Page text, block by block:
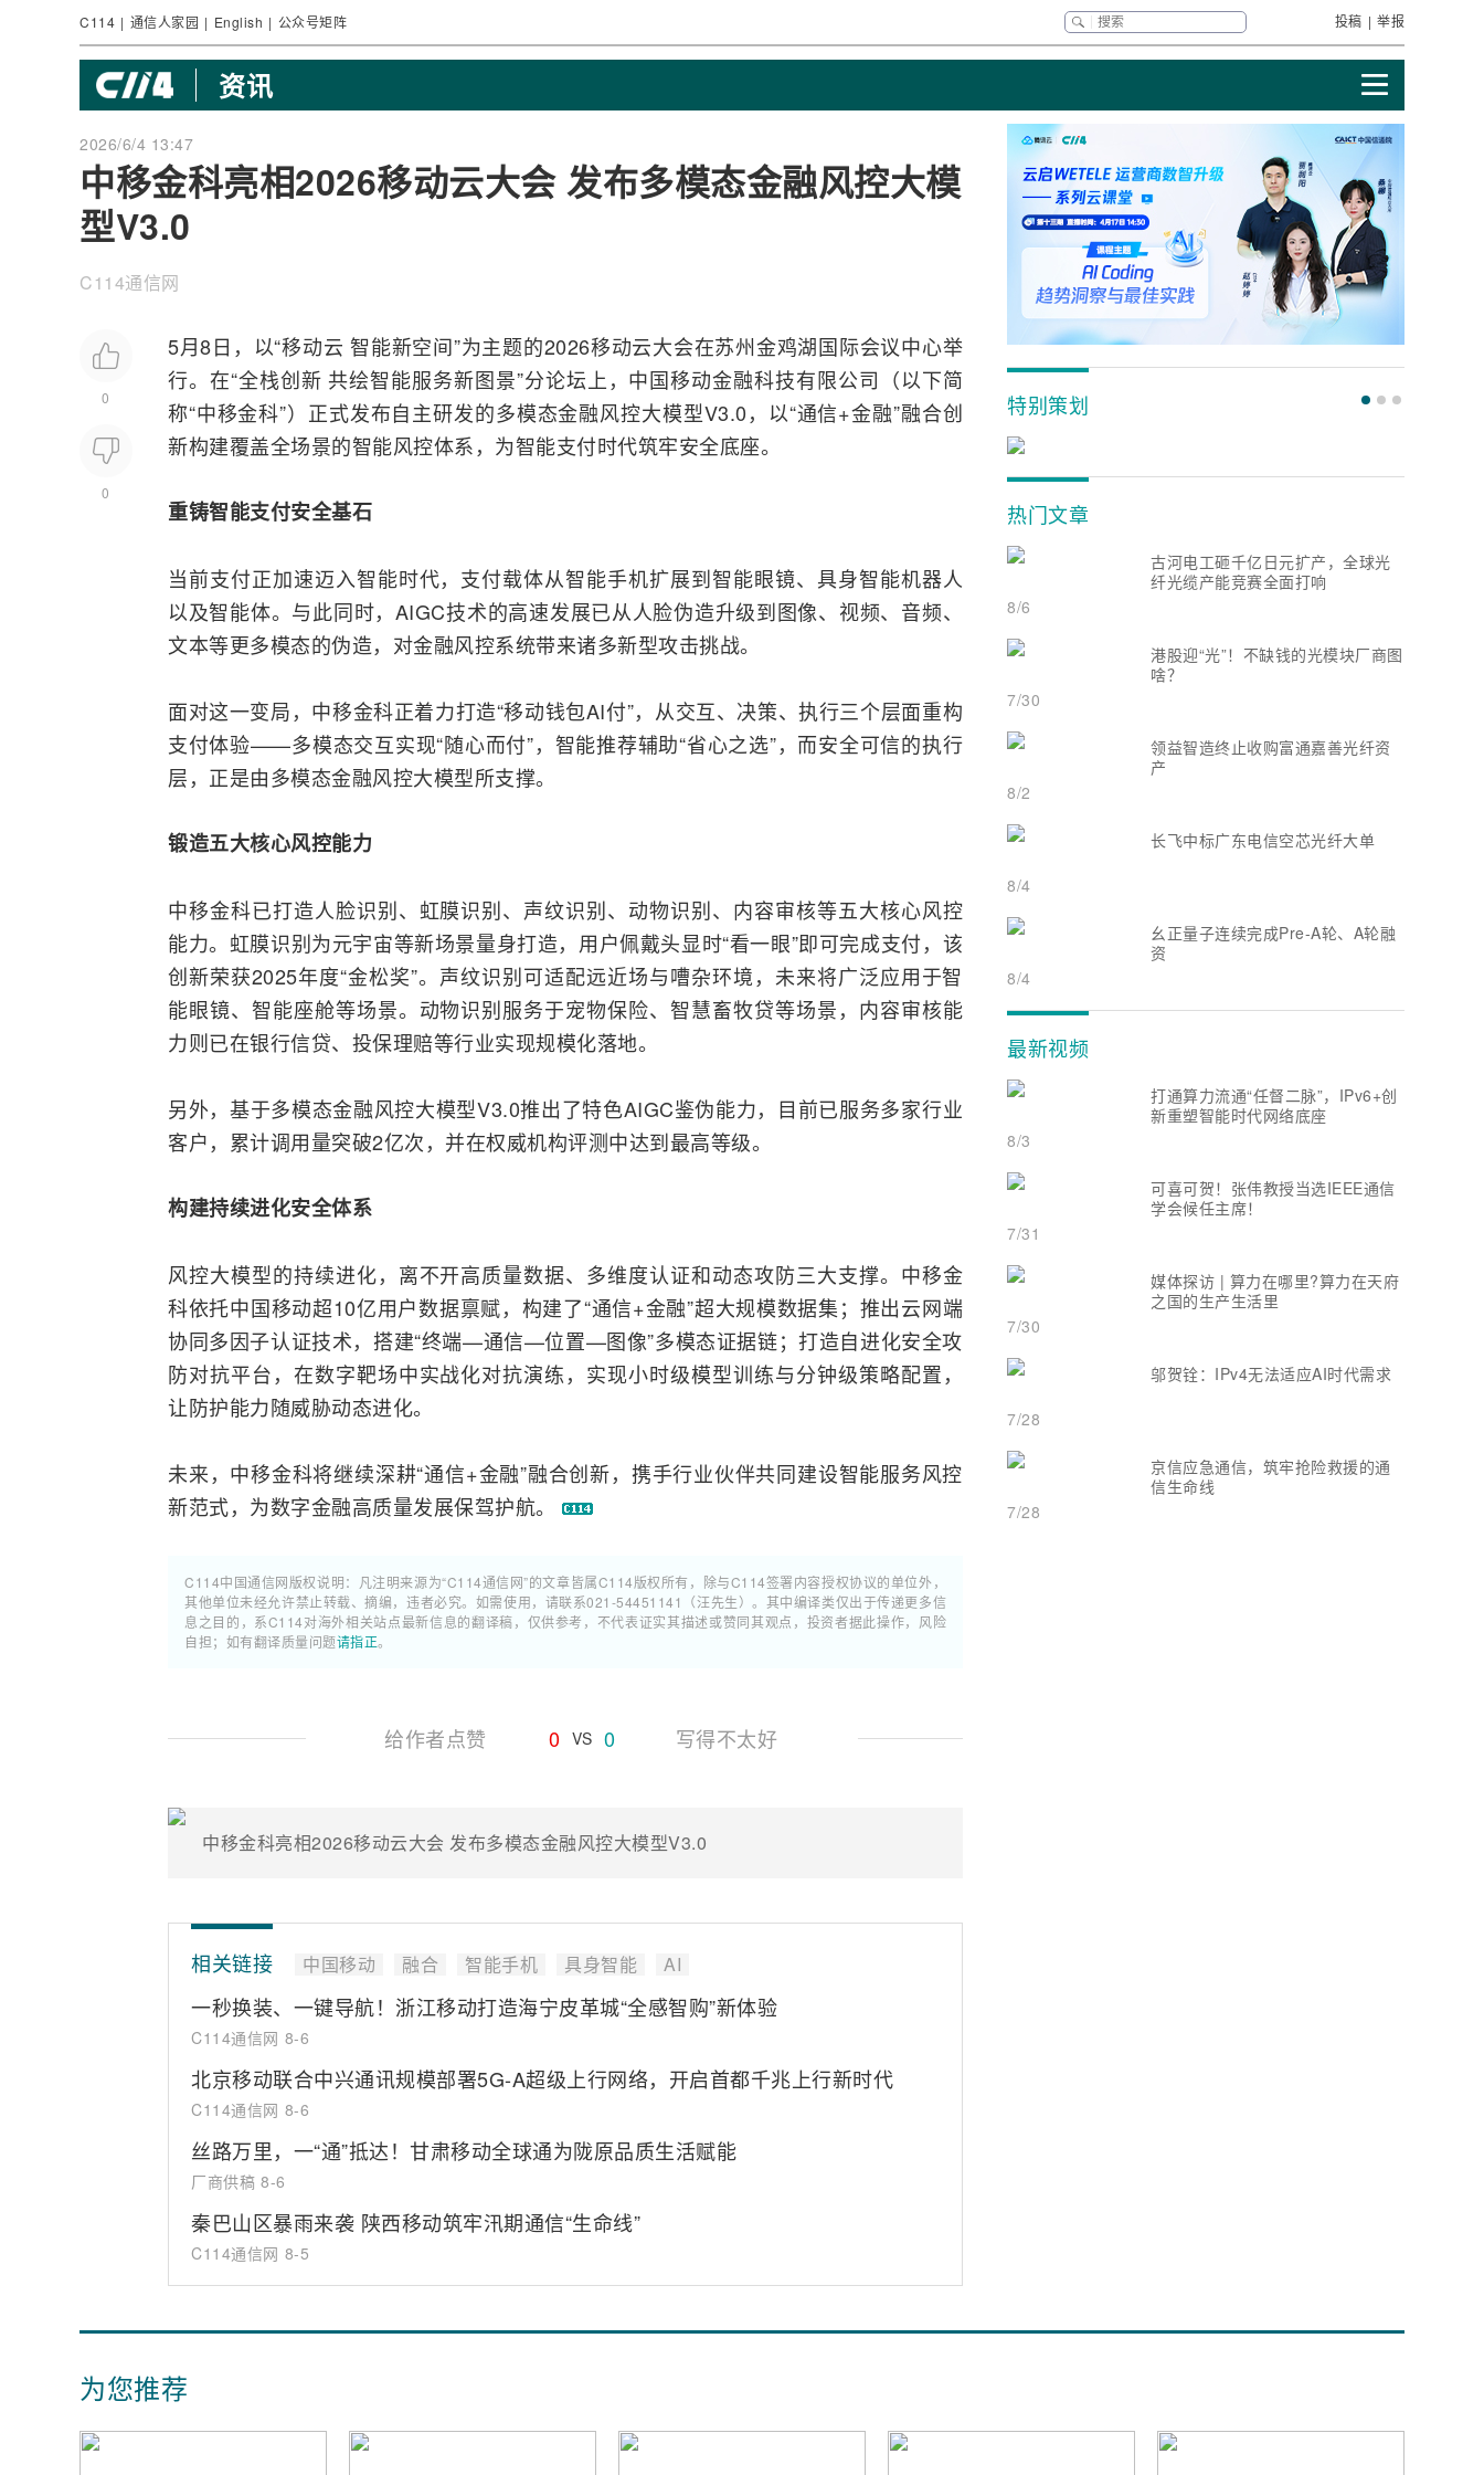
C114 | 通信人家园 | English | 公众号矩阵 投稿 | 举报
资讯
2026/6/4 13:47
中移金科亮相2026移动云大会 发布多模态金融风控大模
型V3.0
C114通信网
0
0
5月8日，以“移动云 智能新空间”为主题的2026移动云大会在苏州金鸡湖国际会议中心举
行。在“全栈创新 共绘智能服务新图景”分论坛上， 中国移动金融科技有限公司（以下简
称“中移金科”）正式发布自主研发的多模态金融风控大模型V3.0，以“通信+金融”融合创
新构建覆盖全场景的智能风控体系，为智能支付时代筑牢安全底座。
重铸智能支付安全基石
当前支付正加速迈入智能时代，支付载体从智能手机扩展到智能眼镜、 具身智能机器人
以及智能体。与此同时，AIGC技术的高速发展已从人脸伪造升级到图像、视频、音频、
文本等更多模态的伪造，对金融风控系统带来诸多新型攻击挑战。
面对这一变局，中移金科正着力打造“移动钱包AI付”，从交互、决策、执行三个层面重构
支付体验——多模态交互实现“随心而付”，智能推荐辅助“省心之选”，而安全可信的执行
层，正是由多模态金融风控大模型所支撑。
锻造五大核心风控能力
中移金科已打造人脸识别、虹膜识别、声纹识别、动物识别、内容审核等五大核心风控
能力。虹膜识别为元宇宙等新场景量身打造，用户佩戴头显时“看一眼”即可完成支付，该
创新荣获2025年度“金松奖”。声纹识别可适配远近场与嘈杂环境，未来将广泛应用于智
能眼镜、智能座舱等场景。动物识别服务于宠物保险、智慧畜牧贷等场景，内容审核能
力则已在银行信贷、投保理赔等行业实现规模化落地。
另外，基于多模态金融风控大模型V3.0推出了特色AIGC鉴伪能力，目前已服务多家行业
客户，累计调用量突破2亿次，并在权威机构评测中达到最高等级。
构建持续进化安全体系
风控大模型的持续进化，离不开高质量数据、多维度认证和动态攻防三大支撑。中移金
科依托中国移动超10亿用户数据禀赋，构建了“通信+金融”超大规模数据集；推出云网端
协同多因子认证技术，搭建“终端—通信—位置—图像”多模态证据链；打造自进化安全攻
防对抗平台，在数字靶场中实战化对抗演练，实现小时级模型训练与分钟级策略配置，
让防护能力随威胁动态进化。
未来，中移金科将继续深耕“通信+金融”融合创新，携手行业伙伴共同建设智能服务风控
新范式，为数字金融高质量发展保驾护航。
C114中国通信网版权说明：凡注明来源为“C114通信网”的文章皆属C114版权所有，除与C114签署内容授权协议的单位外，
其他单位未经允许禁止转载、摘编，违者必究。如需使用，请联系021-54451141（汪先生）。其中编译类仅出于传递更多信
息之目的，系C114对海外相关站点最新信息的翻译稿，仅供参考，不代表证实其描述或赞同其观点，投资者据此操作，风险
自担；如有翻译质量问题请指正。
给作者点赞 0 VS 0 写得不太好
中移金科亮相2026移动云大会 发布多模态金融风控大模型V3.0
相关链接 中国移动 融合 智能手机 具身智能 AI
一秒换装、一键导航！浙江移动打造海宁皮革城“全感智购”新体验
C114通信网 8-6
北京移动联合中兴通讯规模部署5G-A超级上行网络，开启首都千兆上行新时代
C114通信网 8-6
丝路万里，一“通”抵达！甘肃移动全球通为陇原品质生活赋能
厂商供稿 8-6
秦巴山区暴雨来袭 陕西移动筑牢汛期通信“生命线”
C114通信网 8-5
特别策划
热门文章
古河电工砸千亿日元扩产，全球光
纤光缆产能竞赛全面打响
8/6
港股迎“光”！不缺钱的光模块厂商图
啥？
7/30
领益智造终止收购富通嘉善光纤资
产
8/2
长飞中标广东电信空芯光纤大单
8/4
幺正量子连续完成Pre-A轮、A轮融
资
8/4
最新视频
打通算力流通“任督二脉”，IPv6+创
新重塑智能时代网络底座
8/3
可喜可贺！张伟教授当选IEEE通信
学会候任主席！
7/31
媒体探访 | 算力在哪里?算力在天府
之国的生产生活里
7/30
邬贺铨：IPv4无法适应AI时代需求
7/28
京信应急通信，筑牢抢险救援的通
信生命线
7/28
为您推荐